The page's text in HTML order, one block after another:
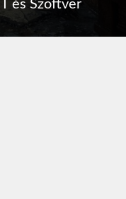
IT és Szoftver